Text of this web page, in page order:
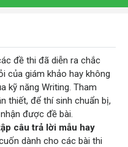
đề thi đã diễn ra chắc
của giám khảo hay không
kỹ năng Writing. Tham
thiết, để thí sinh chuẩn bị,
được đề bài.
câu trả lời mẫu hay
dành cho các bài thi